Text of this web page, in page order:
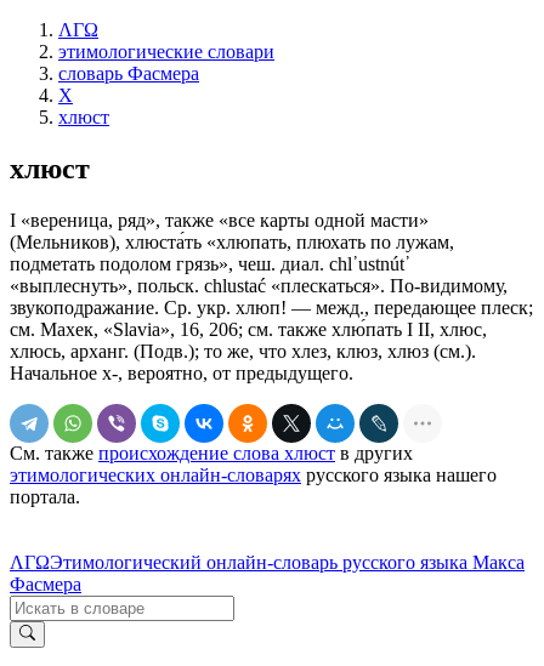
ΛΓΩ
этимологические словари
словарь Фасмера
Х
хлюст
хлюст
I «вереница, ряд», также «все карты одной масти»
(Мельников), хлюста́ть «хлюпать, плюхать по лужам,
подметать подолом грязь», чеш. диал. сhl᾽ustnút᾽
«выплеснуть», польск. chlustać «плескаться». По-видимому,
звукоподражание. Ср. укр. хлюп! — межд., передающее плеск;
см. Махек, «Slavia», 16, 206; см. также хлю́пать I II, хлюс,
хлюсь, арханг. (Подв.); то же, что хлез, клюз, хлюз (см.).
Начальное х-, вероятно, от предыдущего.
См. также происхождение слова хлюст в других
этимологических онлайн-словарях русского языка нашего
портала.
ΛΓΩЭтимологический онлайн-словарь русского языка Макса
Фасмера